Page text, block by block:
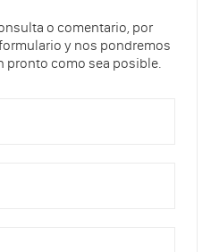
o comentario, por
y nos pondremos
pronto como sea posible.